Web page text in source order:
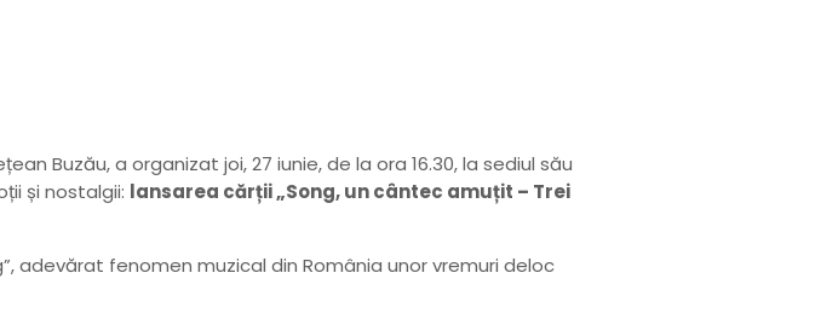
Buzău, a organizat joi, 27 iunie, de la ora 16.30, la sediul său
și nostalgii: lansarea cărții „Song, un cântec amuțit – Trei
adevărat fenomen muzical din România unor vremuri deloc